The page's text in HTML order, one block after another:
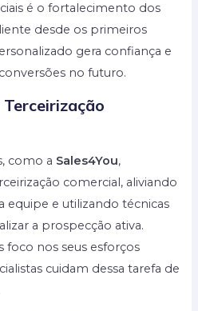
é o fortalecimento dos
desde os primeiros
gera confiança e
no futuro.
como a Sales4You,
comercial, aliviando
equipe e utilizando técnicas
a prospecção ativa.
foco nos seus esforços
cuidam dessa tarefa de